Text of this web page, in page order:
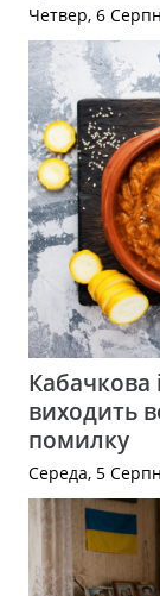
Четвер, 6
Кабачкова
виходить
помилку
Середа, 5